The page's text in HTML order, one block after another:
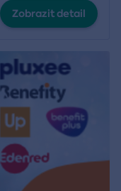
Zobrazit detail